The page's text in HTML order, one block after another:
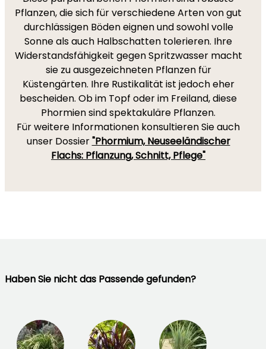
Pflanzen, die sich für verschiedene Arten von gut
durchlässigen Böden eignen und sowohl volle
Sonne als auch Halbschatten tolerieren. Ihre
Widerstandsfähigkeit gegen Spritzwasser macht
sie zu ausgezeichneten Pflanzen für
Küstengärten. Ihre Rustikalität ist jedoch eher
bescheiden. Ob im Topf oder im Freiland, diese
Phormien sind spektakuläre Pflanzen.
Für weitere Informationen konsultieren Sie auch
unser Dossier"Phormium, Neuseeländischer
Flachs: Pflanzung, Schnitt, Pflege"
Haben Sie nicht das Passende gefunden?